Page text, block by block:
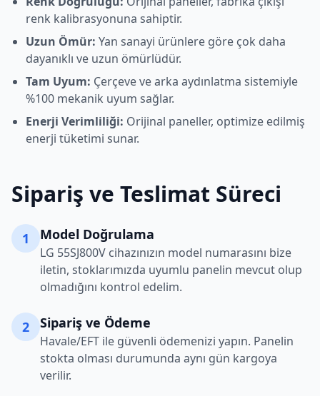
renk kalibrasyonuna sahiptir.
Uzun Ömür: Yan sanayi ürünlere göre çok daha
dayanıklı ve uzun ömürlüdür.
Tam Uyum: Çerçeve ve arka aydınlatma sistemiyle
%100 mekanik uyum sağlar.
Enerji Verimliliği: Orijinal paneller, optimize edilmiş
enerji tüketimi sunar.
Sipariş ve Teslimat Süreci
1 Model Doğrulama
LG 55SJ800V cihazınızın model numarasını bize
iletin, stoklarımızda uyumlu panelin mevcut olup
olmadığını kontrol edelim.
2 Sipariş ve Ödeme
Havale/EFT ile güvenli ödemenizi yapın. Panelin
stokta olması durumunda aynı gün kargoya
verilir.